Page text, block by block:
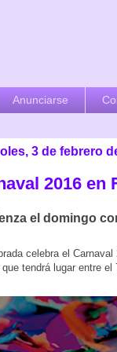
Anunciarse
3 de febrero
2016 en
el domingo
celebra el
que tendrá lugar entre el